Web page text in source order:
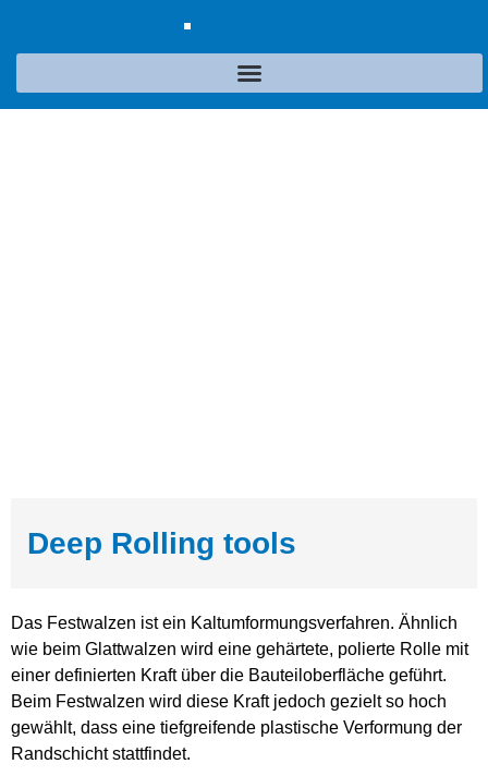
Deep Rolling tools
Das Festwalzen ist ein Kaltumformungsverfahren. Ähnlich
wie beim Glattwalzen wird eine gehärtete, polierte Rolle mit
einer definierten Kraft über die Bauteiloberfläche geführt.
Beim Festwalzen wird diese Kraft jedoch gezielt so hoch
gewählt, dass eine tiefgreifende plastische Verformung der
Randschicht stattfindet.